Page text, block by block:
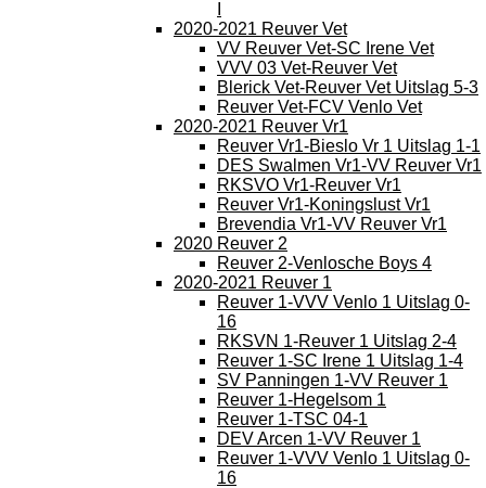
2020-2021 Reuver Vet
VV Reuver Vet-SC Irene Vet
VVV 03 Vet-Reuver Vet
Blerick Vet-Reuver Vet Uitslag 5-3
Reuver Vet-FCV Venlo Vet
2020-2021 Reuver Vr1
Reuver Vr1-Bieslo Vr 1 Uitslag 1-1
DES Swalmen Vr1-VV Reuver Vr1
RKSVO Vr1-Reuver Vr1
Reuver Vr1-Koningslust Vr1
Brevendia Vr1-VV Reuver Vr1
2020 Reuver 2
Reuver 2-Venlosche Boys 4
2020-2021 Reuver 1
Reuver 1-VVV Venlo 1 Uitslag 0-
16
RKSVN 1-Reuver 1 Uitslag 2-4
Reuver 1-SC Irene 1 Uitslag 1-4
SV Panningen 1-VV Reuver 1
Reuver 1-Hegelsom 1
Reuver 1-TSC 04-1
DEV Arcen 1-VV Reuver 1
Reuver 1-VVV Venlo 1 Uitslag 0-
16